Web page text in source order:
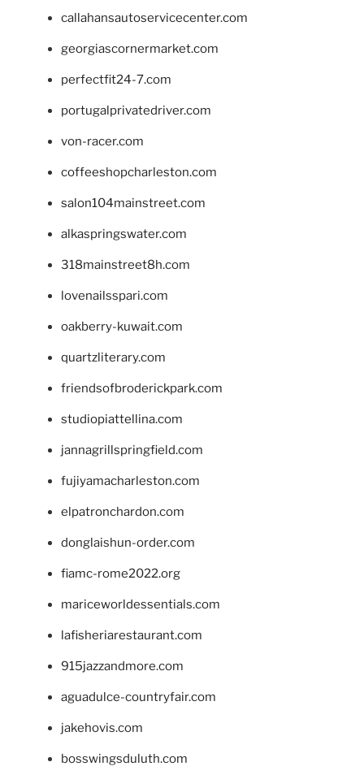
callahansautoservicecenter.com
georgiascornermarket.com
perfectfit24-7.com
portugalprivatedriver.com
von-racer.com
coffeeshopcharleston.com
salon104mainstreet.com
alkaspringswater.com
318mainstreet8h.com
lovenailsspari.com
oakberry-kuwait.com
quartzliterary.com
friendsofbroderickpark.com
studiopiattellina.com
jannagrillspringfield.com
fujiyamacharleston.com
elpatronchardon.com
donglaishun-order.com
fiamc-rome2022.org
mariceworldessentials.com
lafisheriarestaurant.com
915jazzandmore.com
aguadulce-countryfair.com
jakehovis.com
bosswingsduluth.com